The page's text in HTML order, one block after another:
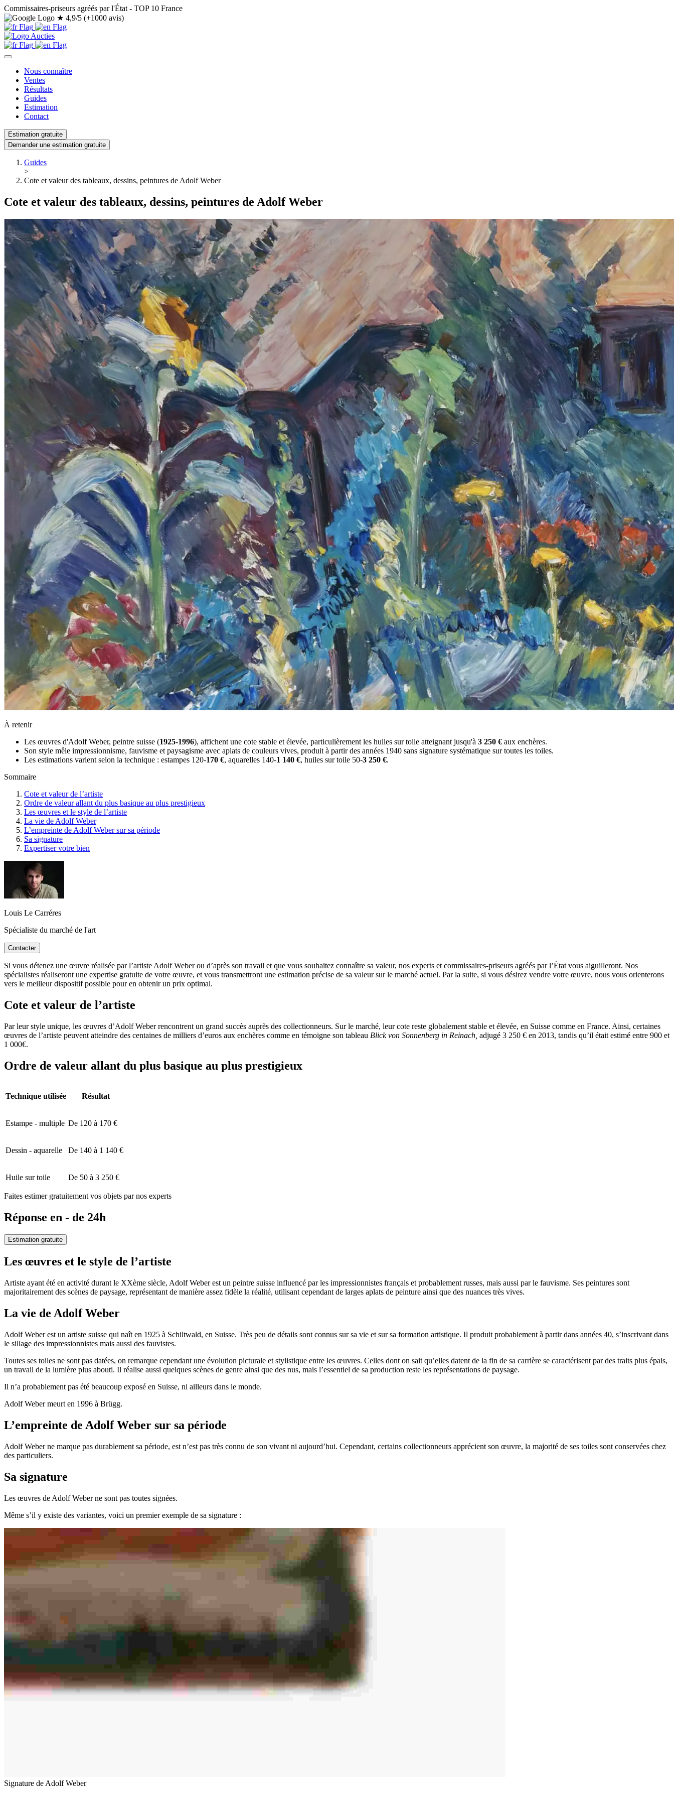
Commissaires-priseurs agréés par l'État - TOP 10 France
★ 4,9/5 (+1000 avis)
Nous connaître
Ventes
Résultats
Guides
Estimation
Contact
Estimation gratuite
Demander une estimation gratuite
Guides
>
Cote et valeur des tableaux, dessins, peintures de Adolf Weber
Cote et valeur des tableaux, dessins, peintures de Adolf Weber
À retenir
Les œuvres d'Adolf Weber, peintre suisse (1925-1996), affichent une cote stable et élevée, particulièrement les huiles sur toile atteignant jusqu'à 3 250 € aux enchères.
Son style mêle impressionnisme, fauvisme et paysagisme avec aplats de couleurs vives, produit à partir des années 1940 sans signature systématique sur toutes les toiles.
Les estimations varient selon la technique : estampes 120-170 €, aquarelles 140-1 140 €, huiles sur toile 50-3 250 €.
Sommaire
Cote et valeur de l’artiste
Ordre de valeur allant du plus basique au plus prestigieux
Les œuvres et le style de l’artiste
La vie de Adolf Weber
L’empreinte de Adolf Weber sur sa période
Sa signature
Expertiser votre bien
Louis Le Carréres
Spécialiste du marché de l'art
Contacter
Si vous détenez une œuvre réalisée par l’artiste Adolf Weber ou d’après son travail et que vous souhaitez connaître sa valeur, nos experts et commissaires-priseurs agréés par l’État vous aiguilleront. Nos
spécialistes réaliseront une expertise gratuite de votre œuvre, et vous transmettront une estimation précise de sa valeur sur le marché actuel. Par la suite, si vous désirez vendre votre œuvre, nous vous orienterons
vers le meilleur dispositif possible pour en obtenir un prix optimal.
Cote et valeur de l’artiste
Par leur style unique, les œuvres d’Adolf Weber rencontrent un grand succès auprès des collectionneurs. Sur le marché, leur cote reste globalement stable et élevée, en Suisse comme en France. Ainsi, certaines
œuvres de l’artiste peuvent atteindre des centaines de milliers d’euros aux enchères comme en témoigne son tableau Blick von Sonnenberg in Reinach, adjugé 3 250 € en 2013, tandis qu’il était estimé entre 900 et
1 000€.
Ordre de valeur allant du plus basique au plus prestigieux
Technique utilisée Résultat
Estampe - multiple De 120 à 170 €
Dessin - aquarelle De 140 à 1 140 €
Huile sur toile De 50 à 3 250 €
Faites estimer gratuitement vos objets par nos experts
Réponse en - de 24h
Estimation gratuite
Les œuvres et le style de l’artiste
Artiste ayant été en activité durant le XXème siècle, Adolf Weber est un peintre suisse influencé par les impressionnistes français et probablement russes, mais aussi par le fauvisme. Ses peintures sont
majoritairement des scènes de paysage, représentant de manière assez fidèle la réalité, utilisant cependant de larges aplats de peinture ainsi que des nuances très vives.
La vie de Adolf Weber
Adolf Weber est un artiste suisse qui naît en 1925 à Schiltwald, en Suisse. Très peu de détails sont connus sur sa vie et sur sa formation artistique. Il produit probablement à partir dans années 40, s’inscrivant dans
le sillage des impressionnistes mais aussi des fauvistes.
Toutes ses toiles ne sont pas datées, on remarque cependant une évolution picturale et stylistique entre les œuvres. Celles dont on sait qu’elles datent de la fin de sa carrière se caractérisent par des traits plus épais,
un travail de la lumière plus abouti. Il réalise aussi quelques scènes de genre ainsi que des nus, mais l’essentiel de sa production reste les représentations de paysage.
Il n’a probablement pas été beaucoup exposé en Suisse, ni ailleurs dans le monde.
Adolf Weber meurt en 1996 à Brügg.
L’empreinte de Adolf Weber sur sa période
Adolf Weber ne marque pas durablement sa période, est n’est pas très connu de son vivant ni aujourd’hui. Cependant, certains collectionneurs apprécient son œuvre, la majorité de ses toiles sont conservées chez
des particuliers.
Sa signature
Les œuvres de Adolf Weber ne sont pas toutes signées.
Même s’il y existe des variantes, voici un premier exemple de sa signature :
Signature de Adolf Weber